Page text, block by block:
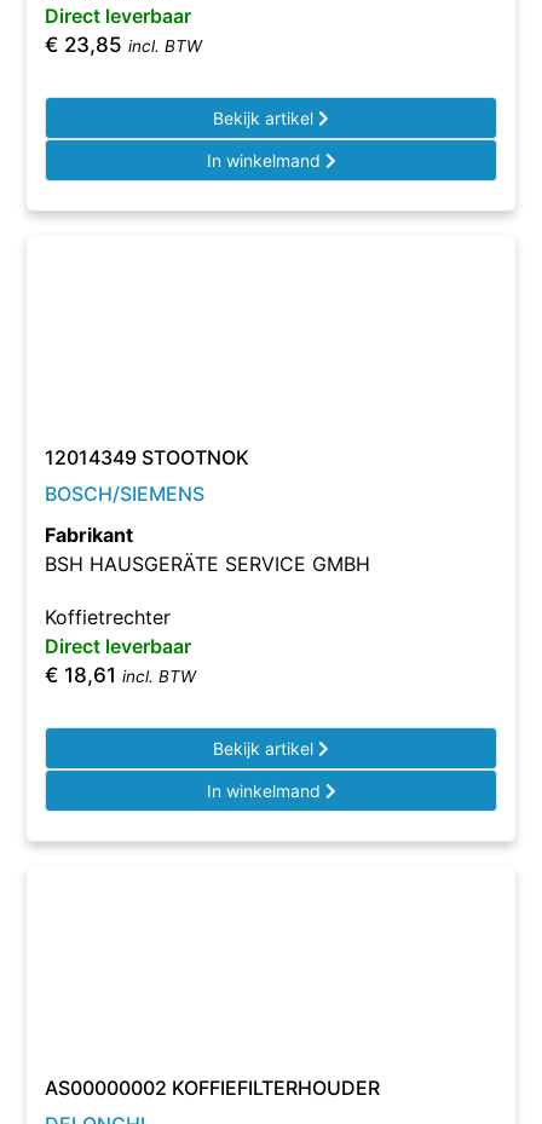
Direct leverbaar
€ 23,85 incl. BTW
Bekijk artikel
In winkelmand
12014349 STOOTNOK
BOSCH/SIEMENS
Fabrikant
BSH HAUSGERÄTE SERVICE GMBH
Koffietrechter
Direct leverbaar
€ 18,61 incl. BTW
Bekijk artikel
In winkelmand
AS00000002 KOFFIEFILTERHOUDER